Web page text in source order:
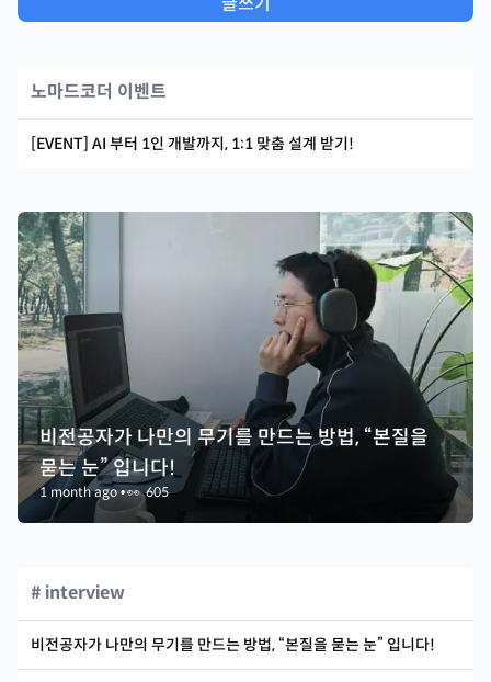
노마드코더 이벤트
[EVENT] AI 부터 1인 개발까지, 1:1 맞춤 설계 받기!
비전공자가 나만의 무기를 만드는 방법, “본질을
묻는 눈” 입니다!
1 month ago•👀605
# interview
비전공자가 나만의 무기를 만드는 방법, “본질을 묻는 눈” 입니다!